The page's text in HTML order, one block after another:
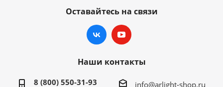
Оставайтесь на связи
Наши контакты
8 (800) 550-31-93 info@arlight-shop.ru